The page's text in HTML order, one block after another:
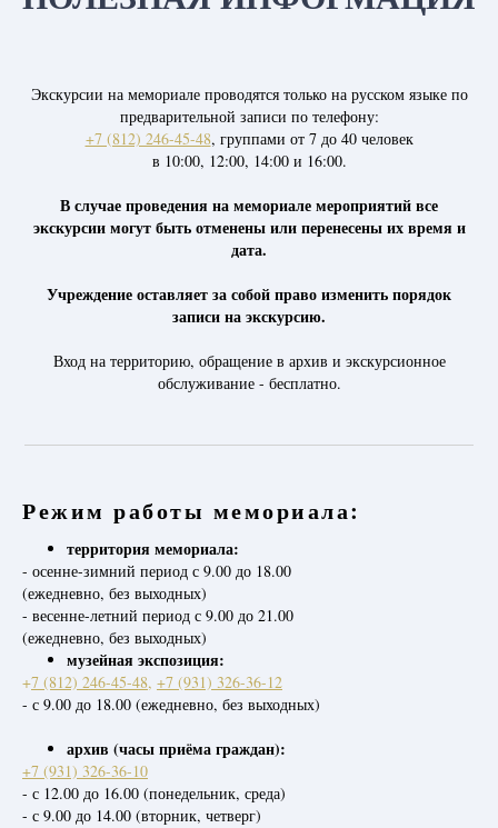
Экскурсии на мемориале проводятся только на русском языке по
предварительной записи по телефону:
+7 (812) 246-45-48, группами от 7 до 40 человек
в 10:00, 12:00, 14:00 и 16:00.
В случае проведения на мемориале мероприятий все
экскурсии могут быть отменены или перенесены их время и
дата.
Учреждение оставляет за собой право изменить порядок
записи на экскурсию.
Вход на территорию, обращение в архив и экскурсионное
обслуживание - бесплатно.
Режим работы мемориала:
территория мемориала:
- осенне-зимний период с 9.00 до 18.00
(ежедневно, без выходных)
- весенне-летний период с 9.00 до 21.00
(ежедневно, без выходных)
музейная экспозиция:
+7 (812) 246-45-48, +7 (931) 326-36-12
- с 9.00 до 18.00 (ежедневно, без выходных)
архив (часы приёма граждан):
+7 (931) 326-36-10
- с 12.00 до 16.00 (понедельник, среда)
- с 9.00 до 14.00 (вторник, четверг)